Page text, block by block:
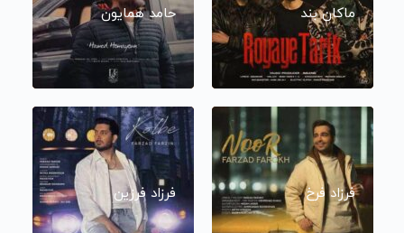
ماکان بند حامد همایون
فرزاد فرخ فرزاد فرزین